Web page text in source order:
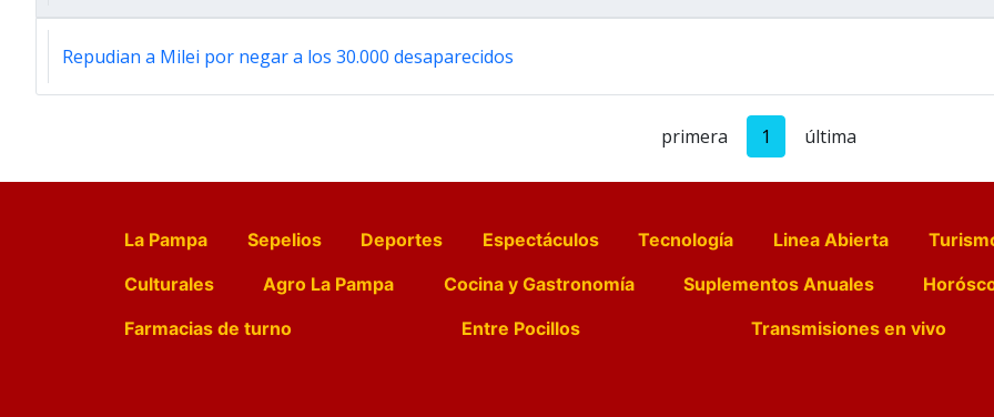
Repudian a Milei por negar a los 30.000 desaparecidos
primera 1 última
La Pampa Sepelios Deportes Espectáculos Tecnología Linea Abierta
Culturales
Agro La Pampa Cocina y Gastronomía Suplementos Anuales
Farmacias de turno
Entre Pocillos Transmisiones en vivo